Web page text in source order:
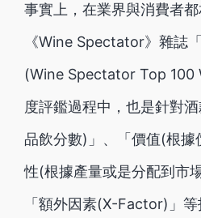
事實上，在業界與消費者
《Wine Spectator》雜誌
(Wine Spectator Top 100
度評鑑過程中，也是針對
品飲分數)」、「價值(根
性(根據產量或是分配到市
「額外因素(X-Factor)」